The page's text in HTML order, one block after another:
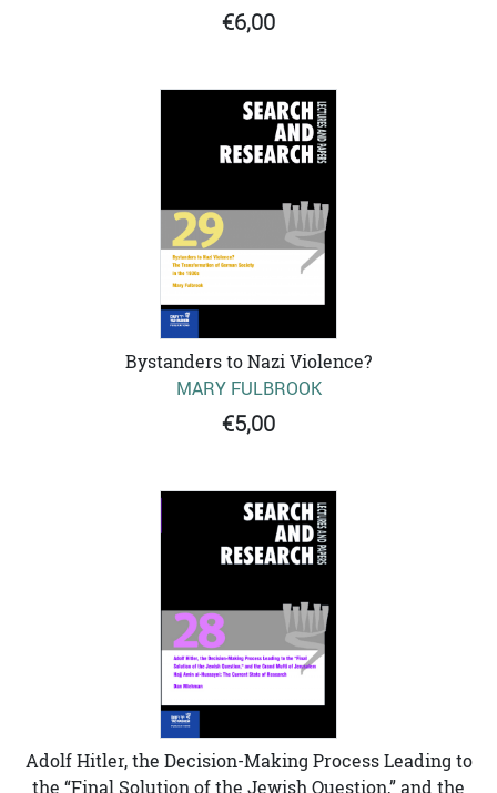
€6,00
Bystanders to Nazi Violence?
MARY FULBROOK
€5,00
Adolf Hitler, the Decision-Making Process Leading to
the “Final Solution of the Jewish Question,” and the